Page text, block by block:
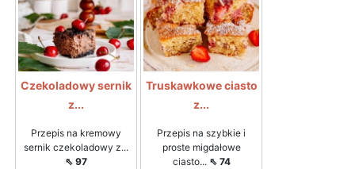
Czekoladowy sernik
z...
Przepis na kremowy
sernik czekoladowy z...
⇖ 97
Truskawkowe ciasto
z...
Przepis na szybkie i
proste migdałowe
ciasto... ⇖ 74